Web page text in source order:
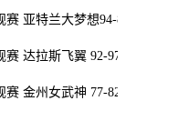
赛 亚特兰大梦想94-87西雅图风
赛 达拉斯飞翼 92-97 芝加哥天
赛 金州女武神 77-82 纽约自由